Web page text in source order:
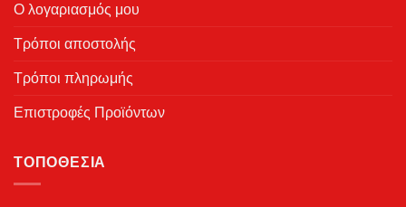
Ο λογαριασμός μου
Τρόποι αποστολής
Τρόποι πληρωμής
Επιστροφές Προϊόντων
ΤΟΠΟΘΕΣΊΑ